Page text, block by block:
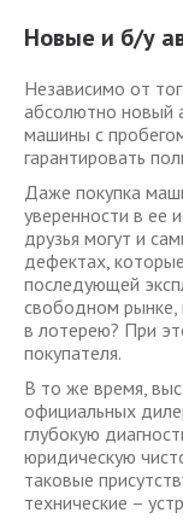
Новые и б/у
Независимо от
абсолютно новый
машины с
гарантировать
Даже покупка
уверенности в ее
друзья могут и
дефектах,
последующей
свободном рынке,
в лотерею? При
покупателя.
В то же время,
официальных
глубокую
юридическую
таковые
технические –